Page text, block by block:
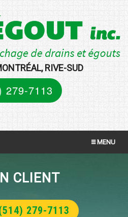
RIVE-SUD
279-7113
MENU
CLIENT
279-7113